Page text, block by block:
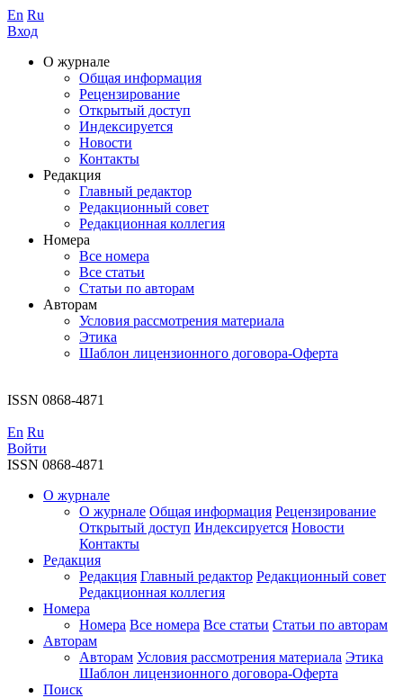
En Ru
Вход
О журнале
Общая информация
Рецензирование
Открытый доступ
Индексируется
Новости
Контакты
Редакция
Главный редактор
Редакционный совет
Редакционная коллегия
Номера
Все номера
Все статьи
Статьи по авторам
Авторам
Условия рассмотрения материала
Этика
Шаблон лицензионного договора-Оферта
ISSN 0868-4871
En Ru
Войти
ISSN 0868-4871
О журнале
О журнале Общая информация Рецензирование
Открытый доступ Индексируется Новости
Контакты
Редакция
Редакция Главный редактор Редакционный совет
Редакционная коллегия
Номера
Номера Все номера Все статьи Статьи по авторам
Авторам
Авторам Условия рассмотрения материала Этика
Шаблон лицензионного договора-Оферта
Поиск